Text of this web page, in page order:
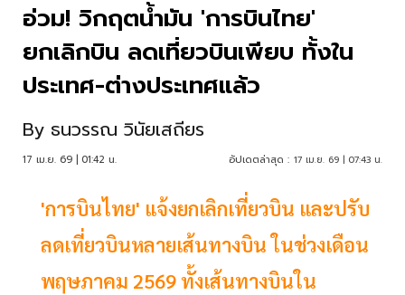
อ่วม! วิกฤตน้ำมัน 'การบินไทย'
ยกเลิกบิน ลดเที่ยวบินเพียบ ทั้งใน
ประเทศ-ต่างประเทศแล้ว
By ธนวรรณ วินัยเสถียร
17 เม.ย. 69 | 01:42 น. อัปเดตล่าสุด : 17 เม.ย. 69 | 07:43 น.
'การบินไทย' แจ้งยกเลิกเที่ยวบิน และปรับ
ลดเที่ยวบินหลายเส้นทางบิน ในช่วงเดือน
พฤษภาคม 2569 ทั้งเส้นทางบินใน